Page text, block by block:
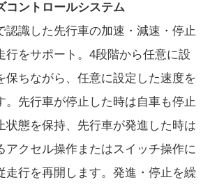
コントロールシステム
認識した先行車の加速・減速・停止
行をサポート。4段階から任意に設
保ちながら、任意に設定した速度を
。先行車が停止した時は自車も停止
状態を保持、先行車が発進した時は
アクセル操作またはスイッチ操作に
走行を再開します。発進・停止を繰